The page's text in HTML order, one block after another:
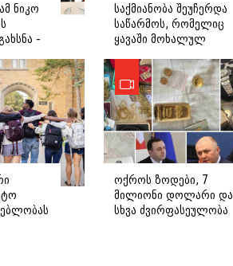
ნიკო
-
საქმიანობა შეუჩერდა
საწარმოს, რომელიც
ყავაში მოხალულ
რეგისტრაციის გარეშე
საქმიანობდა -
დეტალები
ოქროს ზოდები, 7
მილიონი დოლარი და
სხვა ძვირფასეულობა